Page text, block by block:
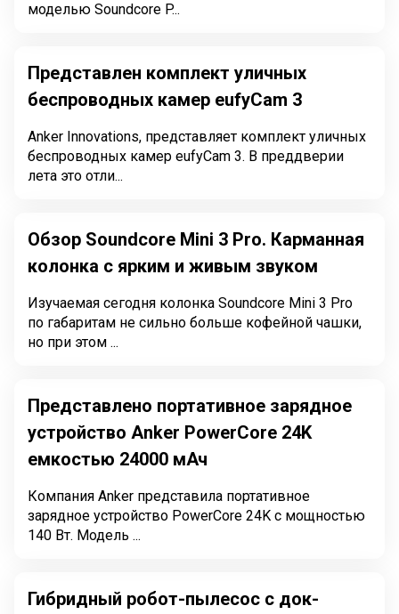
моделью Soundcore P...
Представлен комплект уличных
беспроводных камер eufyCam 3
Anker Innovations, представляет комплект уличных
беспроводных камер eufyCam 3. В преддверии
лета это отли...
Обзор Soundcore Mini 3 Pro. Карманная
колонка с ярким и живым звуком
Изучаемая сегодня колонка Soundcore Mini 3 Pro
по габаритам не сильно больше кофейной чашки,
но при этом ...
Представлено портативное зарядное
устройство Anker PowerCore 24K
емкостью 24000 мАч
Компания Anker представила портативное
зарядное устройство PowerCore 24K с мощностью
140 Вт. Модель ...
Гибридный робот-пылесос с док-